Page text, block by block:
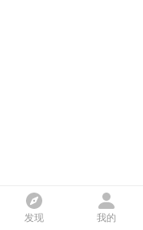
发现 我的